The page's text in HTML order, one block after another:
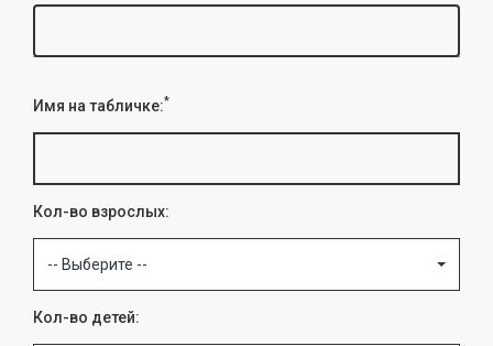
Имя на табличке:*
Кол-во взрослых:
-- Выберите --
Кол-во детей: